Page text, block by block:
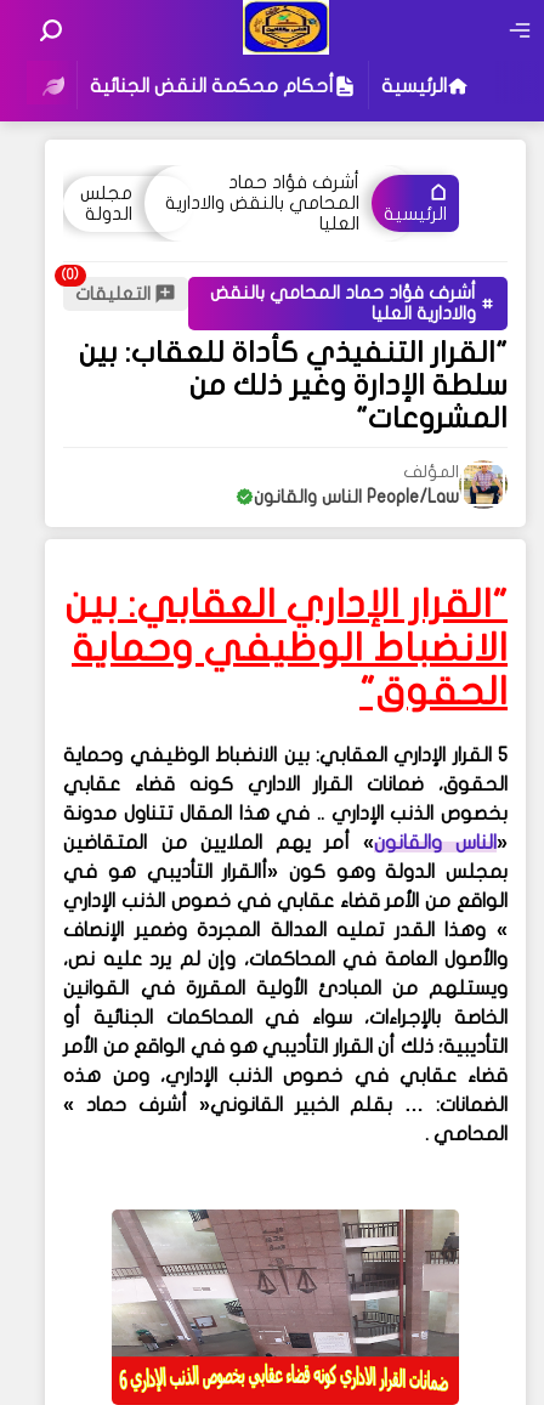
الرئيسية أحكام محكمة النقض الجنائية
الرئيسية
أشرف فؤاد حماد
المحامي بالنقض والادارية
العليا
مجلس
الدولة
أشرف فؤاد حماد المحامي بالنقض
والادارية العليا
التعليقات
"القرار التنفيذي كأداة للعقاب: بين
سلطة الإدارة وغير ذلك من
المشروعات"
المؤلف
People/Law الناس والقانون
"القرار الإداري العقابي: بين
الانضباط الوظيفي وحماية
الحقوق"
5 القرار الإداري العقابي: بين الانضباط الوظيفي وحماية
الحقوق، ضمانات القرار الاداري كونه قضاء عقابي
بخصوص الذنب الإداري .. في هذا المقال تتناول مدونة
«الناس والقانون» أمر يهم الملايين من المتقاضين
بمجلس الدولة وهو كون «أالقرار التأديبي هو في
الواقع من الأمر قضاء عقابي في خصوص الذنب الإداري
» وهذا القدر تمليه العدالة المجردة وضمير الإنصاف
والأصول العامة في المحاكمات، وإن لم يرد عليه نص،
ويستلهم من المبادئ الأولية المقررة في القوانين
الخاصة بالإجراءات، سواء في المحاكمات الجنائية أو
التأديبية؛ ذلك أن القرار التأديبي هو في الواقع من الأمر
قضاء عقابي في خصوص الذنب الإداري، ومن هذه
الضمانات: … بقلم الخبير القانوني« أشرف حماد »
المحامي .